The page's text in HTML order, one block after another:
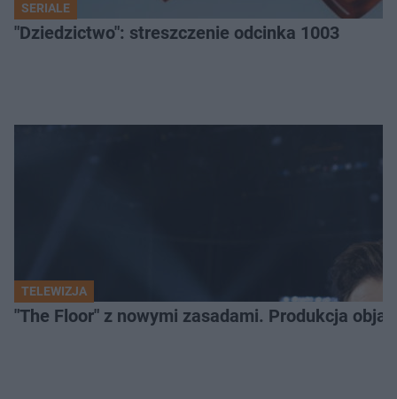
SERIALE
"Dziedzictwo": streszczenie odcinka 1003
TELEWIZJA
"The Floor" z nowymi zasadami. Produkcja